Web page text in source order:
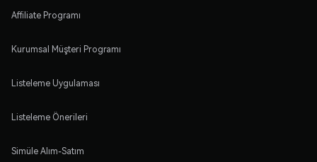
Affiliate Programı
Kurumsal Müşteri Programı
Listeleme Uygulaması
Listeleme Önerileri
Simüle Alım-Satım